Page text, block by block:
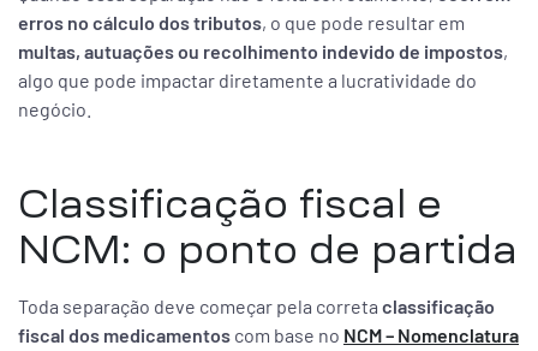
erros no cálculo dos tributos, o que pode resultar em
multas, autuações ou recolhimento indevido de impostos,
algo que pode impactar diretamente a lucratividade do
negócio.
Classificação fiscal e
NCM: o ponto de partida
Toda separação deve começar pela correta classificação
fiscal dos medicamentos com base no NCM – Nomenclatura